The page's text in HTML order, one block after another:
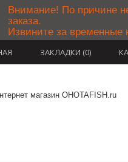
Внимание! По причине
заказа.
Извините за временные
ЗАКЛАДКИ (0)